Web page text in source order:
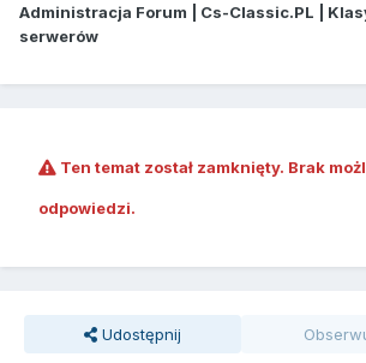
Administracja Forum | Cs-Classic.PL |
serwerów
Ten temat został zamknięty. Brak
odpowiedzi.
Udostępnij